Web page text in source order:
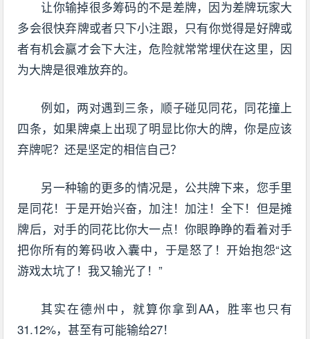
让你输掉很多筹码的不是差牌，因为差牌玩家大
多会很快弃牌或者只下小注跟，只有你觉得是好牌或
者有机会赢才会下大注，危险就常常埋伏在这里，因
为大牌是很难放弃的。
例如，两对遇到三条，顺子碰见同花，同花撞上
四条，如果牌桌上出现了明显比你大的牌，你是应该
弃牌呢？还是坚定的相信自己？
另一种输的更多的情况是，公共牌下来，您手里
是同花！于是开始兴奋，加注！加注！全下！但是摊
牌后，对手的同花比你大一点！你眼睁睁的看着对手
把你所有的筹码收入囊中，于是怒了！开始抱怨“这
游戏太坑了！我又输光了！”
其实在德州中，就算你拿到AA，胜率也只有
31.12%，甚至有可能输给27！